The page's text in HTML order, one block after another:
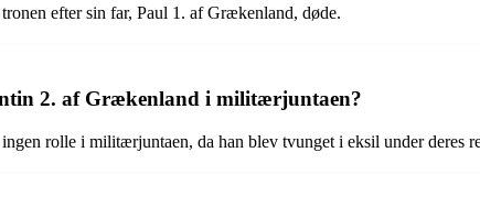
efter sin far, Paul 1. af Grækenland, døde.
2. af Grækenland i militærjuntaen?
rolle i militærjuntaen, da han blev tvunget i eksil under deres